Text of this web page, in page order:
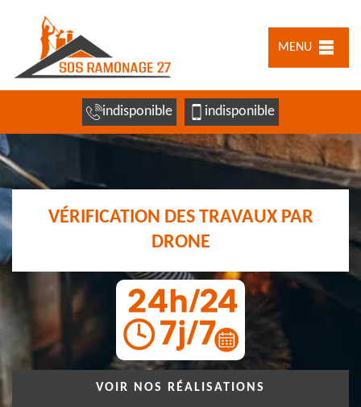
MENU
indisponible indisponible
VÉRIFICATION DES TRAVAUX PAR
DRONE
VOIR NOS RÉALISATIONS